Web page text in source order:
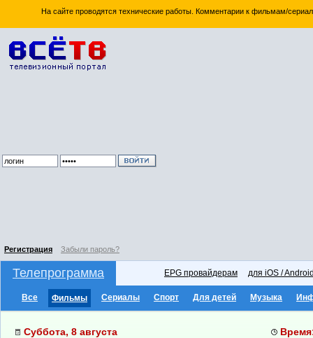
На сайте проводятся технические работы. Комментарии к фильмам/
Регистрация Забыли пароль?
Телепрограмма EPG провайдерам для iOS /
Все Фильмы Сериалы Спорт Для детей Музыка
Суббота, 8 августа